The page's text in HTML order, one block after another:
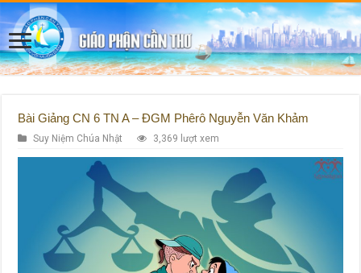
Bài Giảng CN 6 TN A – ĐGM Phêrô Nguyễn Văn Khảm
Suy Niệm Chúa Nhật 3,369 lượt xem